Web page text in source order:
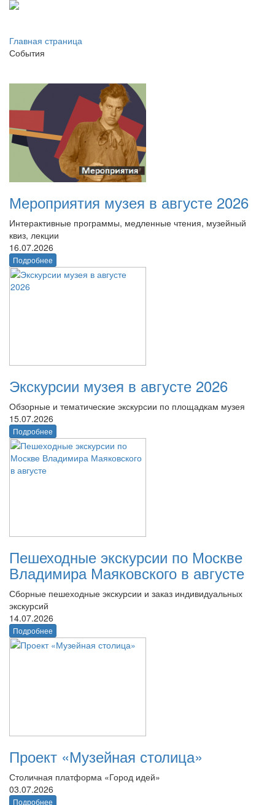
Главная страница
События
Мероприятия музея в августе 2026
Интерактивные программы, медленные чтения, музейный
квиз, лекции
16.07.2026
Подробнее
Экскурсии музея в августе 2026
Обзорные и тематические экскурсии по площадкам музея
15.07.2026
Подробнее
Пешеходные экскурсии по Москве
Владимира Маяковского в августе
Сборные пешеходные экскурсии и заказ индивидуальных
экскурсий
14.07.2026
Подробнее
Проект «Музейная столица»
Столичная платформа «Город идей»
03.07.2026
Подробнее